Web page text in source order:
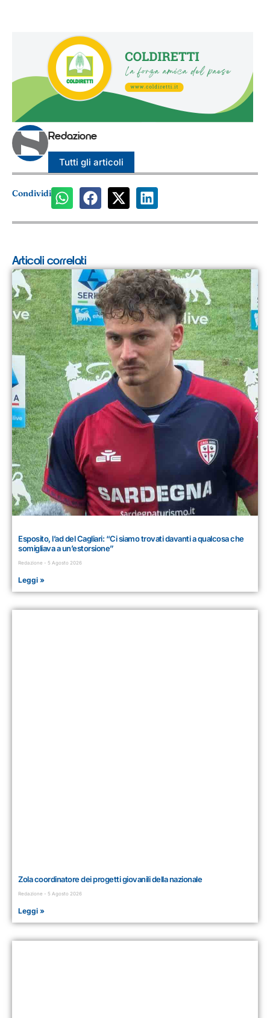
Redazione
Tutti gli articoli
Condividi
Articoli correlati
Esposito, l’ad del Cagliari: “Ci siamo trovati davanti a qualcosa che
somigliava a un’estorsione”
Redazione 5 Agosto 2026
Leggi »
Zola coordinatore dei progetti giovanili della nazionale
Redazione 5 Agosto 2026
Leggi »